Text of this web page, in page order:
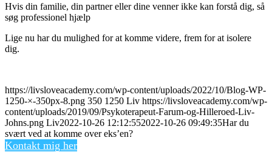
Hvis din familie, din partner eller dine venner ikke kan forstå dig, så
søg professionel hjælp
Lige nu har du mulighed for at komme videre, frem for at isolere
dig.
https://livsloveacademy.com/wp-content/uploads/2022/10/Blog-WP-
1250-×-350px-8.png 350 1250 Liv https://livsloveacademy.com/wp-
content/uploads/2019/09/Psykoterapeut-Farum-og-Hilleroed-Liv-
Johns.png Liv2022-10-26 12:12:552022-10-26 09:49:35Har du
svært ved at komme over eks’en?
Kontakt mig her